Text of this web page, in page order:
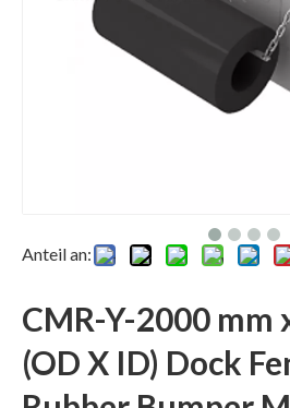
Anteil an:
CMR-Y-2000 mm
(OD X ID) Dock